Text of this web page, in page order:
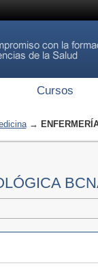
Cursos
→ ENFERMERÍA